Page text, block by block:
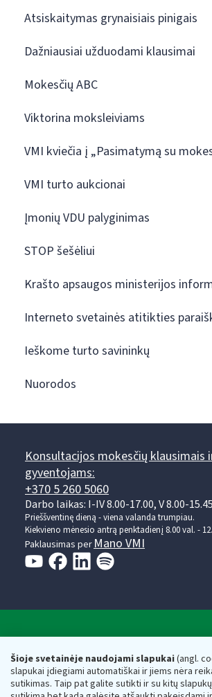
Šioje svetainėje naudojami slapukai(angl.
slapukai įdiegiami automatiškai ir jiems nėra
sutikimas. Taip pat galite sutikti ir su kitų
Atsiskaitymas grynaisiais pinigais
Dažniausiai užduodami klausimai
Mokesčių ABC
Viktorina moksleiviams
VMI kviečia į „Pasimatymą su
VMI turto aukcionai
Įmonių VDU palyginimas
STOP šešėliui
Krašto apsaugos ministerijos
Interneto svetainės atitikties
Ieškome turto savininkų
Nuorodos
Konsultacijos mokesčių klausimais
gyventojams:
+370 5 260 5060
Darbo laikas: I-IV 8.00-17.00, V 8.00-
Prieššventinę dieną - viena valanda trumpiau.
Kiekvieno mėnesio antrą penktadienį 8.00 val. -
Paklausimas per Mano VMI
Respublikos finansų ministerijos
Biudžetinė įstaiga. Juridinio asmens kodas —
adresas: Vasario 16-osios g. 14, 01107 Vilnius,